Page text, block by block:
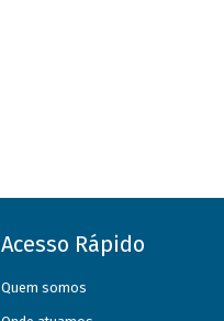
Acesso Rápido
Quem somos